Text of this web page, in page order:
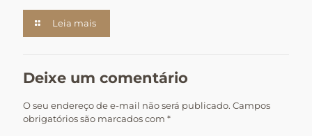
Leia mais
Deixe um comentário
O seu endereço de e-mail não será publicado. Campos
obrigatórios são marcados com *